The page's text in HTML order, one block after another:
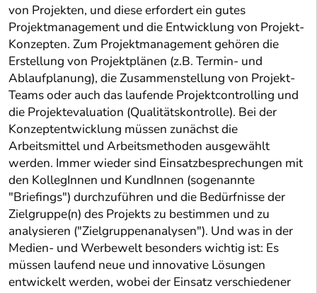
von Projekten, und diese erfordert ein gutes
Projektmanagement und die Entwicklung von Projekt-
Konzepten. Zum Projektmanagement gehören die
Erstellung von Projektplänen (z.B. Termin- und
Ablaufplanung), die Zusammenstellung von Projekt-
Teams oder auch das laufende Projektcontrolling und
die Projektevaluation (Qualitätskontrolle). Bei der
Konzeptentwicklung müssen zunächst die
Arbeitsmittel und Arbeitsmethoden ausgewählt
werden. Immer wieder sind Einsatzbesprechungen mit
den KollegInnen und KundInnen (sogenannte
"Briefings") durchzuführen und die Bedürfnisse der
Zielgruppe(n) des Projekts zu bestimmen und zu
analysieren ("Zielgruppenanalysen"). Und was in der
Medien- und Werbewelt besonders wichtig ist: Es
müssen laufend neue und innovative Lösungen
entwickelt werden, wobei der Einsatz verschiedener